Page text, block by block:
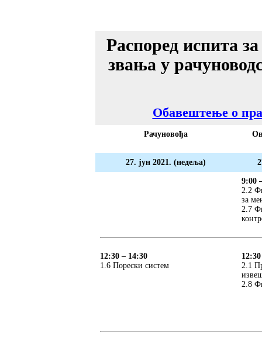
Распоред испита
звања у
Обавештење о
Рачуновођа
27. јун 2021. (недеља)
9:00
2.2
за
2.7
12:30 – 14:30
1.6 Порески систем
2.1
2.8